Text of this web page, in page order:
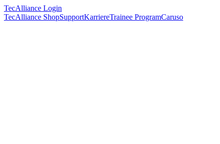
TecAlliance Login
TecAlliance ShopSupportKarriereTrainee ProgramCaruso